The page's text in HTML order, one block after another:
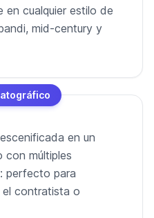
en cualquier estilo de
mid-century y
en un
con múltiples
perfecto para
el contratista o